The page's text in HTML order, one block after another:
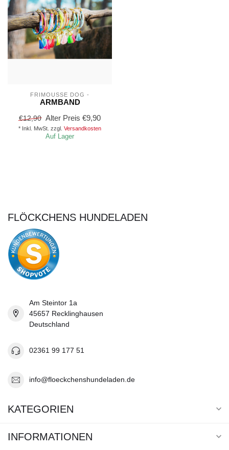
FRIMOUSSE DOG -
ARMBAND
€12,90 Alter Preis €9,90
* Inkl. MwSt. zzgl. Versandkosten
Auf Lager
FLÖCKCHENS HUNDELADEN
Am Steintor 1a
45657 Recklinghausen
Deutschland
02361 99 177 51
info@floeckchenshundeladen.de
KATEGORIEN
INFORMATIONEN